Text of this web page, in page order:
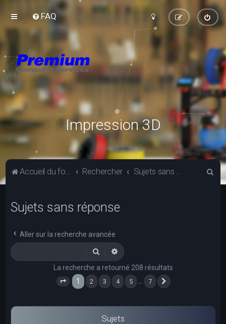
FAQ
Impression 3D
Accueil du forum Rechercher Sujets sans réponse
Sujets sans réponse
Aller sur la recherche avancée
RechercherRecherche avancée
La recherche a retourné 208 résultats
Page 1 sur
1 2 3 4 5 7
Sujets